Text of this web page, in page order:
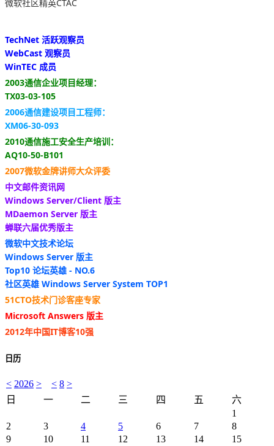
微软社区精英CTAC
TechNet 活跃观察员
WebCast 观察员
WinTEC 成员
2003通信企业项目经理：
TX03-03-105
2006通信建设项目工程师：
XM06-30-093
2010通信施工安全生产培训：
AQ10-50-B101
2007微软金牌讲师大众评委
中文邮件资讯网
Windows Server/Client 版主
MDaemon Server 版主
蝉联六届优秀版主
微软中文技术论坛
Windows Server 版主
Top10 论坛英雄 - NO.6
社区英雄 Windows Server System TOP1
51CTO技术门诊客座专家
Microsoft Answers 版主
2012年中国IT博客10强
日历
< 2026 > < 8 >
日
一 二 三 四 五
六
1
2
3 4 5 6 7
8
9
10 11 12 13 14
15